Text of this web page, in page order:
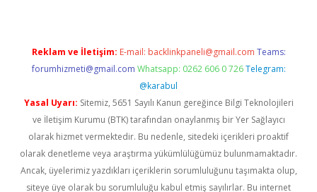
Reklam ve İletişim: E-mail: backlinkpaneli@gmail.com Teams:
forumhizmeti@gmail.com Whatsapp: 0262 606 0 726 Telegram:
@karabul
Yasal Uyarı: Sitemiz, 5651 Sayılı Kanun gereğince Bilgi Teknolojileri
ve İletişim Kurumu (BTK) tarafından onaylanmış bir Yer Sağlayıcı
olarak hizmet vermektedir. Bu nedenle, sitedeki içerikleri proaktif
olarak denetleme veya araştırma yükümlülüğümüz bulunmamaktadır.
Ancak, üyelerimiz yazdıkları içeriklerin sorumluluğunu taşımakta olup,
siteye üye olarak bu sorumluluğu kabul etmiş sayılırlar. Bu internet